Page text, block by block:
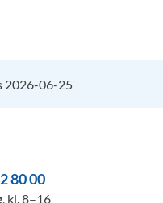
2026-06-25
80 00
kl. 8–16